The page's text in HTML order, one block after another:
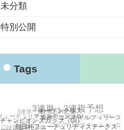
未分類
特別公開
Tags